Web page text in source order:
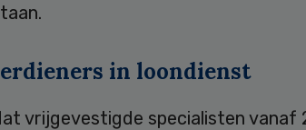
in loondienst
vrijgevestigde specialisten vanaf